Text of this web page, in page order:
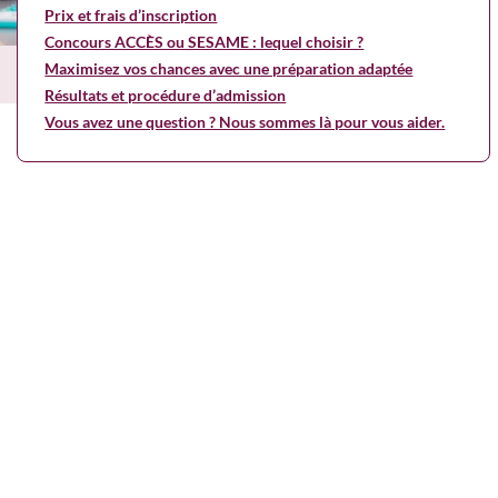
Prix et frais d’inscription
Concours ACCÈS ou SESAME : lequel choisir ?
Maximisez vos chances avec une préparation adaptée
Résultats et procédure d’admission
Vous avez une question ? Nous sommes là pour vous aider.